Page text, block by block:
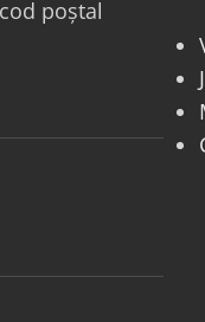
poștal